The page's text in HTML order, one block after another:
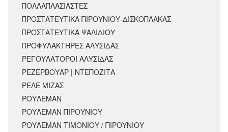
ΠΟΛΛΑΠΛΑΣΙΑΣΤΕΣ
ΠΡΟΣΤΑΤΕΥΤΙΚΑ ΠΙΡΟΥΝΙΟΥ-ΔΙΣΚΟΠΛΑΚΑΣ
ΠΡΟΣΤΑΤΕΥΤΙΚΑ ΨΑΛΙΔΙΟΥ
ΠΡΟΦΥΛΑΚΤΗΡΕΣ ΑΛΥΣΙΔΑΣ
ΡΕΓΟΥΛΑΤΟΡΟΙ ΑΛΥΣΙΔΑΣ
ΡΕΖΕΡΒΟΥΑΡ | ΝΤΕΠΟΖΙΤΑ
ΡΕΛΕ ΜΙΖΑΣ
ΡΟΥΛΕΜΑΝ
ΡΟΥΛΕΜΑΝ ΠΙΡΟΥΝΙΟΥ
ΡΟΥΛΕΜΑΝ ΤΙΜΟΝΙΟΥ / ΠΙΡΟΥΝΙΟΥ